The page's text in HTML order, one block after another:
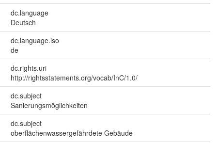
dc.language
Deutsch
dc.language.iso
de
dc.rights.uri
http://rightsstatements.org/vocab/InC/1.0/
dc.subject
Sanierungsmöglichkeiten
dc.subject
oberflächenwassergefährdete Gebäude